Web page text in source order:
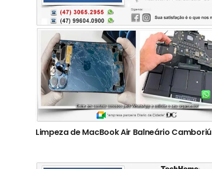
Limpeza de MacBook Air Balneário Camboriú